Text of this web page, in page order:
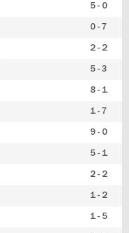
5 - 0
0 - 7
2 - 2
5 - 3
8 - 1
1 - 7
9 - 0
5 - 1
2 - 2
1 - 2
1 - 5